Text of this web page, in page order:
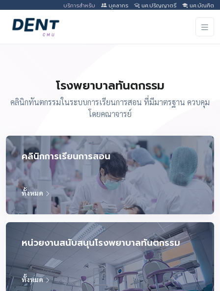
บริการสำหรับ บุคลากร นศ.ปริญญาตรี นศ.บัณฑิต
โรงพยาบาลทันตกรรม
คลินิกทันตกรรมในระบบการเรียนการสอน ที่มีมาตรฐาน ควบคุม
โดยคณาจารย์
คลินิกการเรียนการสอน
ทั้งหมด
หน่วยงานสนับสนุนโรงพยาบาลทันตกรรม
ทั้งหมด